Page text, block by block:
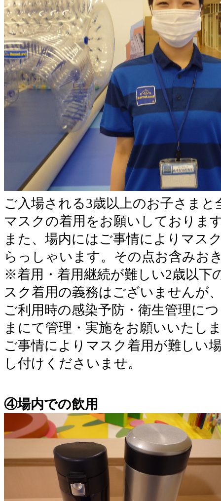
ご入場される3歳以上のお子さま
マスクの着用をお願いしておりま
また、場内にはご事情によりマス
らっしゃいます。その点お含みお
※着用・着用継続が難しい2歳以下
スク着用の義務はございませんが
ご利用時の感染予防・衛生管理に
まにて管理・実施をお願いいたし
ご事情によりマスク着用が難しい
し付けくださいませ。
④場内での飲用